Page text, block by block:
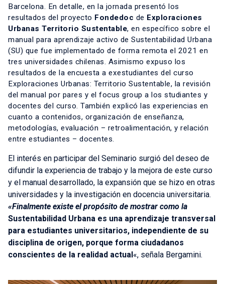
Barcelona. En detalle, en la jornada presentó los
resultados del proyecto Fondedoc de Exploraciones
Urbanas Territorio Sustentable, en específico sobre el
manual para aprendizaje activo de Sustentabilidad Urbana
(SU) que fue implementado de forma remota el 2021 en
tres universidades chilenas. Asimismo expuso los
resultados de la encuesta a exestudiantes del curso
Exploraciones Urbanas: Territorio Sustentable, la revisión
del manual por pares y el focus group a los studiantes y
docentes del curso. También explicó las experiencias en
cuanto a contenidos, organización de enseñanza,
metodologías, evaluación – retroalimentación, y relación
entre estudiantes – docentes.
El interés en participar del Seminario surgió del deseo de
difundir la experiencia de trabajo y la mejora de este curso
y el manual desarrollado, la expansión que se hizo en otras
universidades y la investigación en docencia universitaria.
«Finalmente existe el propósito de mostrar como la
Sustentabilidad Urbana es una aprendizaje transversal
para estudiantes universitarios, independiente de su
disciplina de origen, porque forma ciudadanos
conscientes de la realidad actual«, señala Bergamini.